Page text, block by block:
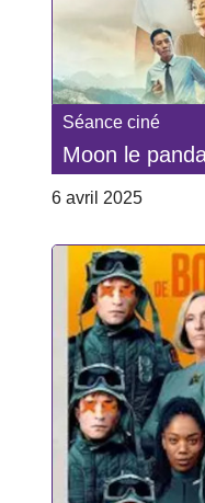
Séance ciné
Moon le
6 avril 2025